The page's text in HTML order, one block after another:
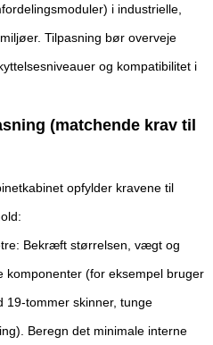
i industrielle,
Tilpasning bør overveje
og kompatibilitet i
(matchende krav til
opfylder kravene til
Bekræft størrelsen, vægt og
komponenter (for eksempel bruger
19-tommer skinner, tunge
Beregn det minimale interne